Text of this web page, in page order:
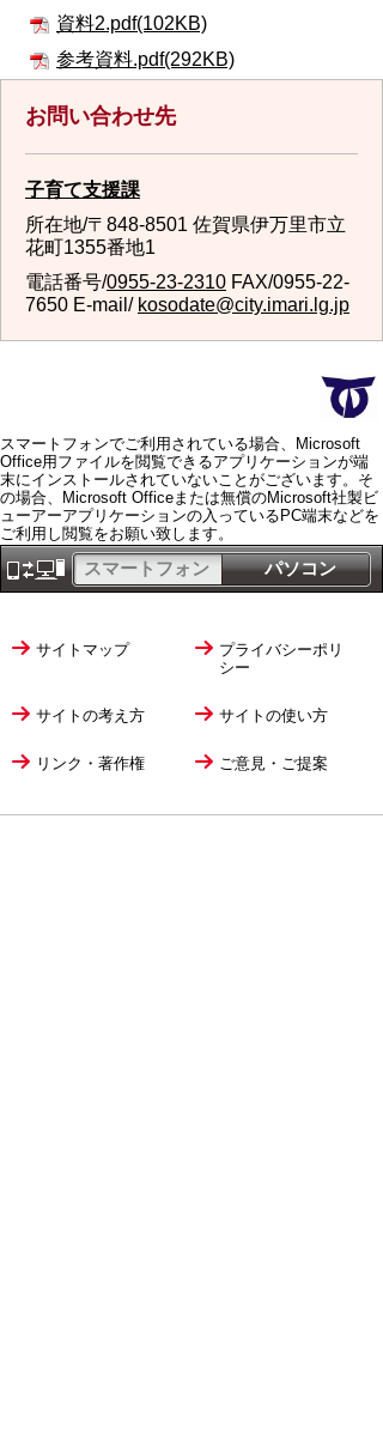
資料2.pdf(102KB)
参考資料.pdf(292KB)
お問い合わせ先
子育て支援課
所在地/〒848-8501 佐賀県伊万里市立
花町1355番地1
電話番号/0955-23-2310 FAX/0955-22-
7650 E-mail/ kosodate@city.imari.lg.jp
スマートフォンでご利用されている場合、Microsoft
Office用ファイルを閲覧できるアプリケーションが端
末にインストールされていないことがございます。そ
の場合、Microsoft Officeまたは無償のMicrosoft社製ビ
ューアーアプリケーションの入っているPC端末などを
ご利用し閲覧をお願い致します。
パソコン
スマートフォン
サイトマップ
プライバシーポリ
シー
サイトの考え方 サイトの使い方
リンク・著作権 ご意見・ご提案